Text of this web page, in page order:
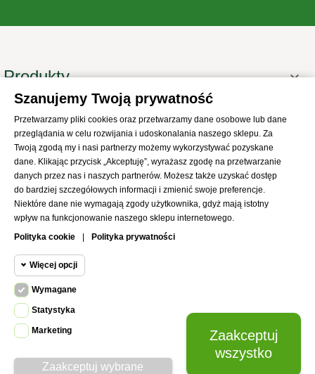
Produkty 
Informacje
Twoje konto 
Informacje o sklepie
Szanujemy Twoją prywatność
Przetwarzamy pliki cookies oraz przetwarzamy dane osobowe lub dane
przeglądania w celu rozwijania i udoskonalania naszego sklepu. Za
Twoją zgodą my i nasi partnerzy możemy wykorzystywać pozyskane
dane. Klikając przycisk „Akceptuję”, wyrażasz zgodę na przetwarzanie
danych przez nas i naszych partnerów. Możesz także uzyskać dostęp
do bardziej szczegółowych informacji i zmienić swoje preferencje.
Niektóre dane nie wymagają zgody użytkownika, gdyż mają istotny
wpływ na funkcjonowanie naszego sklepu internetowego.
Polityka cookie
Polityka prywatności
Więcej opcji
Wymagane
Wymagane pliki cookie oraz cookie
HttpOnly. Pliki cookie wymagane do
przeglądania witryny i korzystania z jej
Cookie
Wymagane
Statystyka
Marketing
Zaakceptuj wybrane
Zaakceptuj
wszystko
© 2021SKLEP AbrysAll Rights Reserved